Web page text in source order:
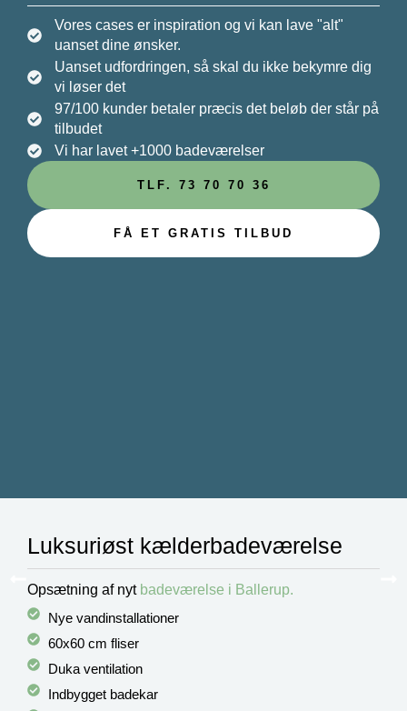
Vores cases er inspiration og vi kan lave "alt"
uanset dine ønsker.
Uanset udfordringen, så skal du ikke bekymre dig
vi løser det
97/100 kunder betaler præcis det beløb der står på
tilbudet
Vi har lavet +1000 badeværelser
TLF. 73 70 70 36
FÅ ET GRATIS TILBUD
Luksuriøst kælderbadeværelse
Opsætning af nyt badeværelse i Ballerup.
Nye vandinstallationer
60x60 cm fliser
Duka ventilation
Indbygget badekar